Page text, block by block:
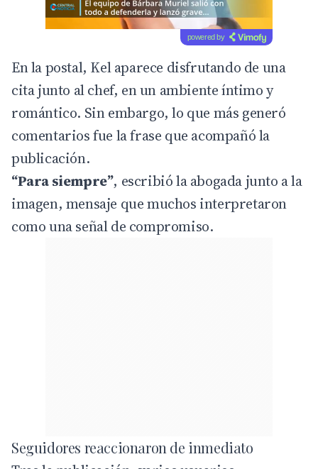
powered by
En la postal, Kel aparece disfrutando de una
cita junto al chef, en un ambiente íntimo y
romántico. Sin embargo, lo que más generó
comentarios fue la frase que acompañó la
publicación.
“Para siempre”, escribió la abogada junto a la
imagen, mensaje que muchos interpretaron
como una señal de compromiso.
Seguidores reaccionaron de inmediato